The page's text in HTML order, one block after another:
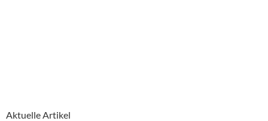
Aktuelle Artikel